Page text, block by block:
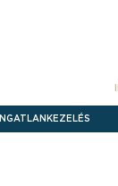
INGATLANKEZELÉS